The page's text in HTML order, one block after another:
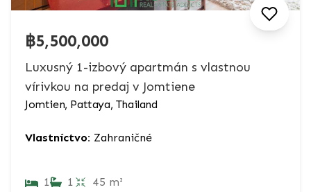
฿5,500,000
Luxusný 1-izbový apartmán s vlastnou
vírivkou na predaj v Jomtiene
Jomtien, Pattaya, Thailand
Vlastníctvo: Zahraničné
1 1 45 m²